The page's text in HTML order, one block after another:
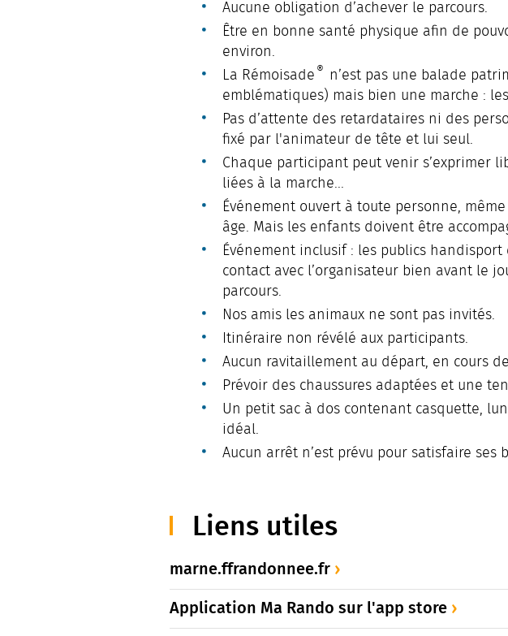
Aucune obligation d’achever le parcours.
Être en bonne santé physique afin de
environ.
La Rémoisade ® n’est pas une balade
emblématiques) mais bien une marche :
Pas d’attente des retardataires ni des
fixé par l'animateur de tête et lui seul.
Chaque participant peut venir s’exprimer
liées à la marche...
Événement ouvert à toute personne,
âge. Mais les enfants doivent être
Événement inclusif : les publics
contact avec l’organisateur bien avant le
parcours.
Nos amis les animaux ne sont pas invités.
Itinéraire non révélé aux participants.
Aucun ravitaillement au départ, en cours
Prévoir des chaussures adaptées et une
Un petit sac à dos contenant casquette,
idéal.
Aucun arrêt n’est prévu pour satisfaire ses
Liens utiles
marne.ffrandonnee.fr
Application Ma Rando sur l'app store